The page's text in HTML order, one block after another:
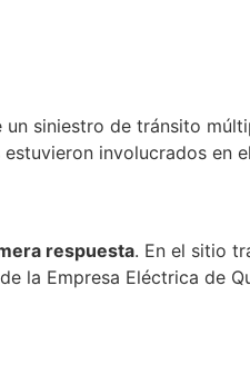
un siniestro de tránsito
involucrados en
respuesta. En el sitio
la Empresa Eléctrica de